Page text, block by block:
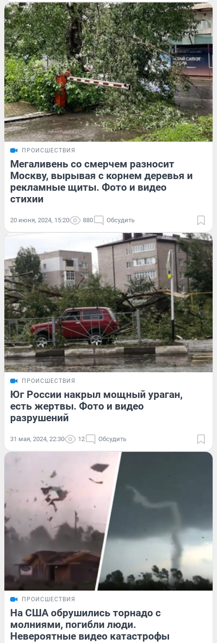
ПРОИСШЕСТВИЯ
Мегаливень со смерчем разносит
Москву, вырывая с корнем деревья и
рекламные щиты. Фото и видео
стихии
20 июня, 2024, 15:20 880 Обсудить
ПРОИСШЕСТВИЯ
Юг России накрыл мощный ураган,
есть жертвы. Фото и видео
разрушений
31 мая, 2024, 22:30 12 Обсудить
ПРОИСШЕСТВИЯ
На США обрушились торнадо с
молниями, погибли люди.
Невероятные видео катастрофы